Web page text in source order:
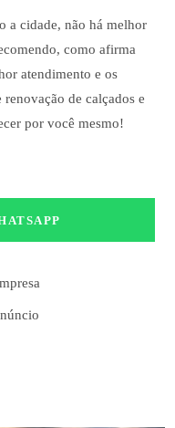
a cidade, não há melhor
como afirma
atendimento e os
de calçados e
por você mesmo!